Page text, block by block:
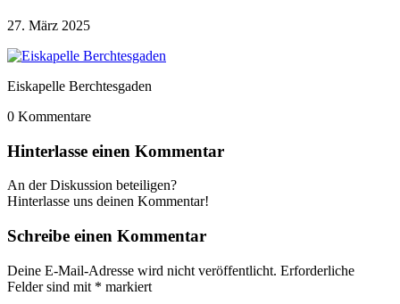
27. März 2025
Eiskapelle Berchtesgaden
0 Kommentare
Hinterlasse einen Kommentar
An der Diskussion beteiligen?
Hinterlasse uns deinen Kommentar!
Schreibe einen Kommentar
Deine E-Mail-Adresse wird nicht veröffentlicht. Erforderliche
Felder sind mit * markiert